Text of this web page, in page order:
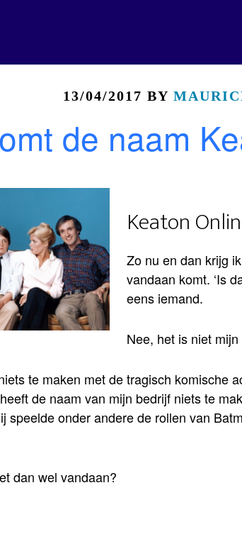
13/04/2017 BY
de naam
Keaton
Zo nu en dan krijg
vandaan komt. ‘Is
eens iemand.
Nee, het is niet
te maken met de tragisch komische
de naam van mijn bedrijf niets te
speelde onder andere de rollen van
dan wel vandaan?